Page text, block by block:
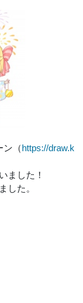
ン（https://draw.k
ました！
した。